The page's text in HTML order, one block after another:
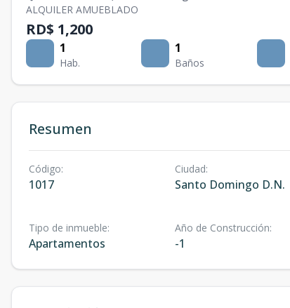
ALQUILER AMUEBLADO
RD$ 1,200
1
Hab.
1
Baños
Resumen
Código:
1017
Ciudad:
Santo Domingo D.N.
Tipo de inmueble:
Apartamentos
Año de Construcción:
-1